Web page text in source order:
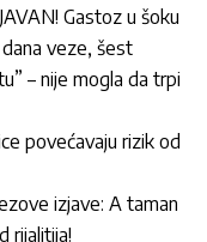
Gastoz u šoku
veze, šest
– nije mogla da trpi
povećavaju rizik od
izjave: A taman
rijalitija!